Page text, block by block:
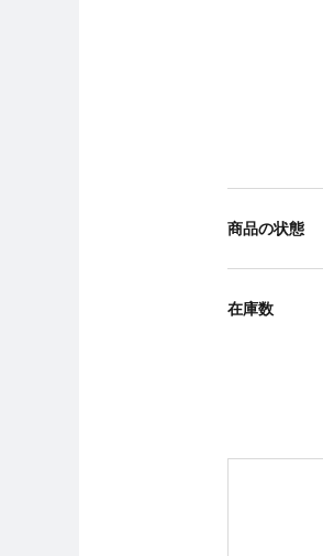
商品の状態
在庫数